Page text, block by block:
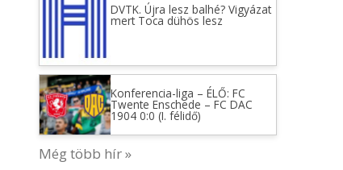
DVTK. Újra lesz balhé? Vigyázat
mert Toca dühös lesz
Konferencia-liga – ÉLŐ: FC
Twente Enschede – FC DAC
1904 0:0 (I. félidő)
Még több hír »